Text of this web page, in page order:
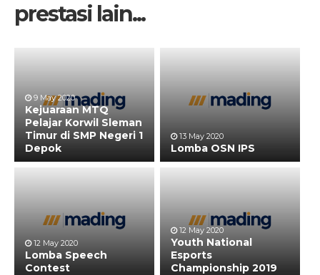
prestasi lain...
9 May 2020
Kejuaraan MTQ
Pelajar Korwil Sleman
Timur di SMP Negeri 1
Depok
13 May 2020
Lomba OSN IPS
12 May 2020
Lomba Speech
Contest
12 May 2020
Youth National
Esports
Championship 2019